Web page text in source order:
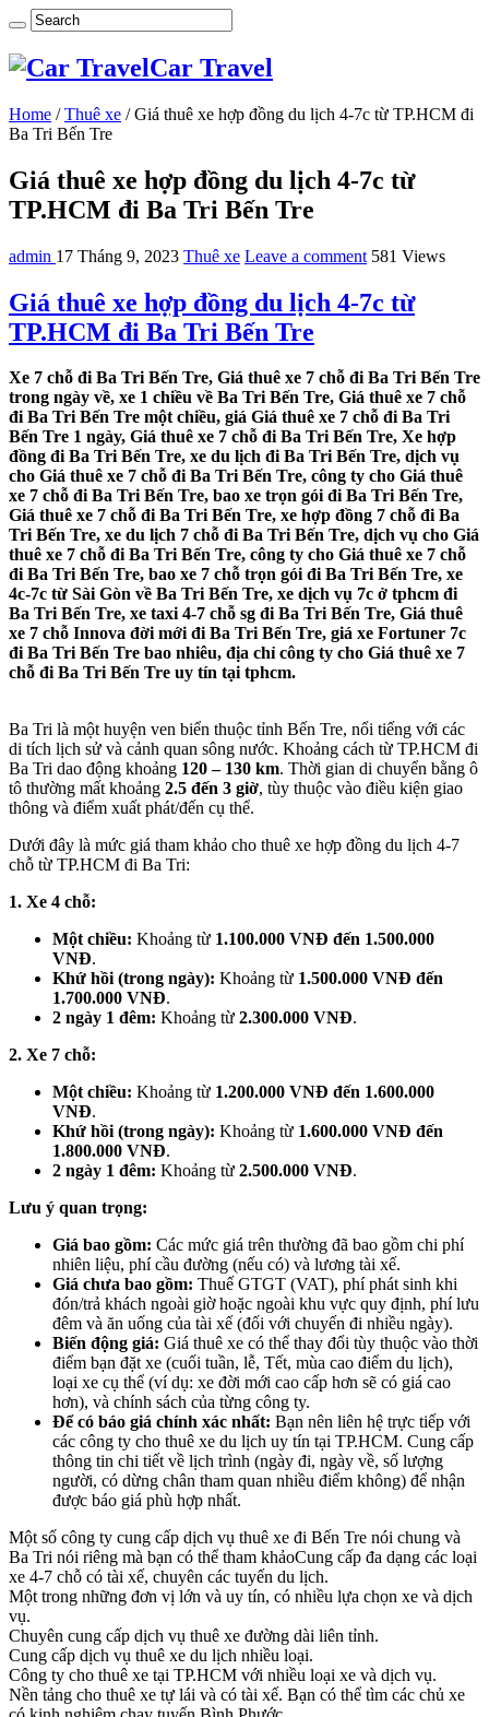
Car Travel
Home / Thuê xe / Giá thuê xe hợp đồng du lịch 4-7c từ TP.HCM đi
Ba Tri Bến Tre
Giá thuê xe hợp đồng du lịch 4-7c từ
TP.HCM đi Ba Tri Bến Tre
admin 17 Tháng 9, 2023 Thuê xe Leave a comment 581 Views
Giá thuê xe hợp đồng du lịch 4-7c từ
TP.HCM đi Ba Tri Bến Tre
Xe 7 chỗ đi Ba Tri Bến Tre, Giá thuê xe 7 chỗ đi Ba Tri Bến Tre
trong ngày về, xe 1 chiều về Ba Tri Bến Tre, Giá thuê xe 7 chỗ
đi Ba Tri Bến Tre một chiều, giá Giá thuê xe 7 chỗ đi Ba Tri
Bến Tre 1 ngày, Giá thuê xe 7 chỗ đi Ba Tri Bến Tre, Xe hợp
đồng đi Ba Tri Bến Tre, xe du lịch đi Ba Tri Bến Tre, dịch vụ
cho Giá thuê xe 7 chỗ đi Ba Tri Bến Tre, công ty cho Giá thuê
xe 7 chỗ đi Ba Tri Bến Tre, bao xe trọn gói đi Ba Tri Bến Tre,
Giá thuê xe 7 chỗ đi Ba Tri Bến Tre, xe hợp đồng 7 chỗ đi Ba
Tri Bến Tre, xe du lịch 7 chỗ đi Ba Tri Bến Tre, dịch vụ cho Giá
thuê xe 7 chỗ đi Ba Tri Bến Tre, công ty cho Giá thuê xe 7 chỗ
đi Ba Tri Bến Tre, bao xe 7 chỗ trọn gói đi Ba Tri Bến Tre, xe
4c-7c từ Sài Gòn về Ba Tri Bến Tre, xe dịch vụ 7c ở tphcm đi
Ba Tri Bến Tre, xe taxi 4-7 chỗ sg đi Ba Tri Bến Tre, Giá thuê
xe 7 chỗ Innova đời mới đi Ba Tri Bến Tre, giá xe Fortuner 7c
đi Ba Tri Bến Tre bao nhiêu, địa chỉ công ty cho Giá thuê xe 7
chỗ đi Ba Tri Bến Tre uy tín tại tphcm.
Ba Tri là một huyện ven biển thuộc tỉnh Bến Tre, nổi tiếng với các
di tích lịch sử và cảnh quan sông nước. Khoảng cách từ TP.HCM đi
Ba Tri dao động khoảng 120 – 130 km. Thời gian di chuyển bằng ô
tô thường mất khoảng 2.5 đến 3 giờ, tùy thuộc vào điều kiện giao
thông và điểm xuất phát/đến cụ thể.
Dưới đây là mức giá tham khảo cho thuê xe hợp đồng du lịch 4-7
chỗ từ TP.HCM đi Ba Tri:
1. Xe 4 chỗ:
Một chiều: Khoảng từ 1.100.000 VNĐ đến 1.500.000
VNĐ.
Khứ hồi (trong ngày): Khoảng từ 1.500.000 VNĐ đến
1.700.000 VNĐ.
2 ngày 1 đêm: Khoảng từ 2.300.000 VNĐ.
2. Xe 7 chỗ:
Một chiều: Khoảng từ 1.200.000 VNĐ đến 1.600.000
VNĐ.
Khứ hồi (trong ngày): Khoảng từ 1.600.000 VNĐ đến
1.800.000 VNĐ.
2 ngày 1 đêm: Khoảng từ 2.500.000 VNĐ.
Lưu ý quan trọng:
Giá bao gồm: Các mức giá trên thường đã bao gồm chi phí
nhiên liệu, phí cầu đường (nếu có) và lương tài xế.
Giá chưa bao gồm: Thuế GTGT (VAT), phí phát sinh khi
đón/trả khách ngoài giờ hoặc ngoài khu vực quy định, phí lưu
đêm và ăn uống của tài xế (đối với chuyến đi nhiều ngày).
Biến động giá: Giá thuê xe có thể thay đổi tùy thuộc vào thời
điểm bạn đặt xe (cuối tuần, lễ, Tết, mùa cao điểm du lịch),
loại xe cụ thể (ví dụ: xe đời mới cao cấp hơn sẽ có giá cao
hơn), và chính sách của từng công ty.
Để có báo giá chính xác nhất: Bạn nên liên hệ trực tiếp với
các công ty cho thuê xe du lịch uy tín tại TP.HCM. Cung cấp
thông tin chi tiết về lịch trình (ngày đi, ngày về, số lượng
người, có dừng chân tham quan nhiều điểm không) để nhận
được báo giá phù hợp nhất.
Một số công ty cung cấp dịch vụ thuê xe đi Bến Tre nói chung và
Ba Tri nói riêng mà bạn có thể tham khảoCung cấp đa dạng các loại
xe 4-7 chỗ có tài xế, chuyên các tuyến du lịch.
Một trong những đơn vị lớn và uy tín, có nhiều lựa chọn xe và dịch
vụ.
Chuyên cung cấp dịch vụ thuê xe đường dài liên tỉnh.
Cung cấp dịch vụ thuê xe du lịch nhiều loại.
Công ty cho thuê xe tại TP.HCM với nhiều loại xe và dịch vụ.
Nền tảng cho thuê xe tự lái và có tài xế. Bạn có thể tìm các chủ xe